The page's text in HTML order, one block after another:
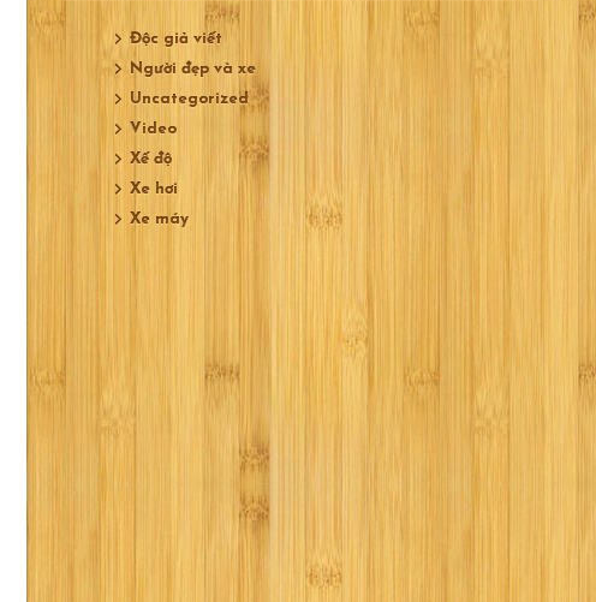
Độc giả viết
Người đẹp và xe
Uncategorized
Video
Xế độ
Xe hơi
Xe máy